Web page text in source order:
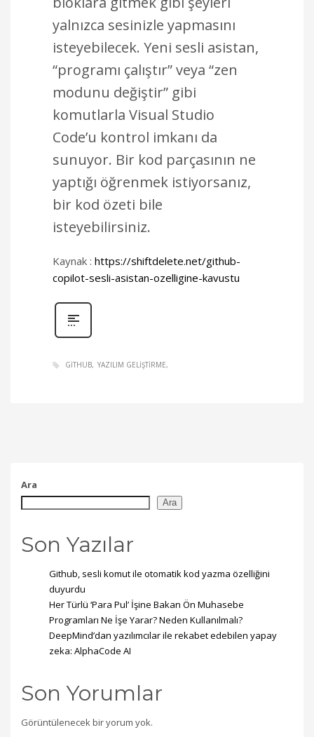
yalnızca sesinizle yapmasını
isteyebilecek. Yeni sesli asistan,
“programı çalıştır” veya “zen
modunu değiştir” gibi
komutlarla Visual Studio
Code’u kontrol imkanı da
sunuyor. Bir kod parçasının ne
yaptığı öğrenmek istiyorsanız,
bir kod özeti bile
isteyebilirsiniz.
Kaynak : https://shiftdelete.net/github-
copilot-sesli-asistan-ozelligine-kavustu
GITHUB YAZILIM GELIŞTIRME
Ara
Ara
Son Yazılar
Github, sesli komut ile otomatik kod yazma özelliğini
duyurdu
Her Türlü ‘Para Pul’ İşine Bakan Ön Muhasebe
Programları Ne İşe Yarar? Neden Kullanılmalı?
DeepMind’dan yazılımcılar ile rekabet edebilen yapay
zeka: AlphaCode AI
Son Yorumlar
Görüntülenecek bir yorum yok.